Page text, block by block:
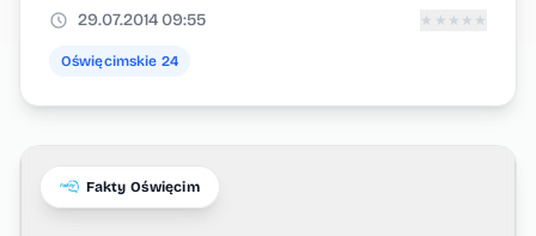
29.07.2014 09:55 ★ ★ ★ ★ ★
Oświęcimskie 24
Fakty Oświęcim